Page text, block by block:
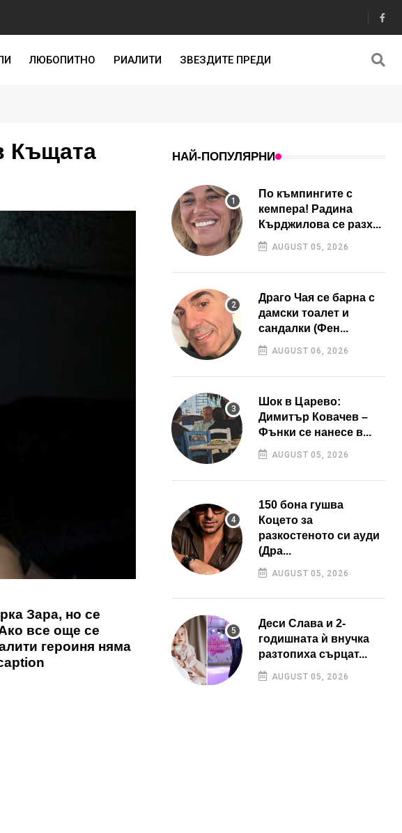
ЛЮБОПИТНО РИАЛИТИ ЗВЕЗДИТЕ ПРЕДИ
Къщата
Зара, но се
все още се
героиня няма
НАЙ-ПОПУЛЯРНИ
По къмпингите с
кемпера! Радина
Кърджилова се разх...
AUGUST 05, 2026
Драго Чая се барна с
дамски тоалет и
сандалки (Фен...
AUGUST 06, 2026
Шок в Царево:
Димитър Ковачев –
Фънки се нанесе в...
AUGUST 05, 2026
150 бона гушва
Коцето за
разкостеното си ауди
(Дра...
AUGUST 05, 2026
Деси Слава и 2-
годишната ѝ внучка
разтопиха сърцат...
AUGUST 05, 2026